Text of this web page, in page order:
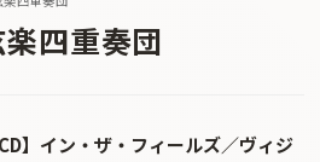
四重奏団
CD】イン・ザ・フィールズ／ヴィジ